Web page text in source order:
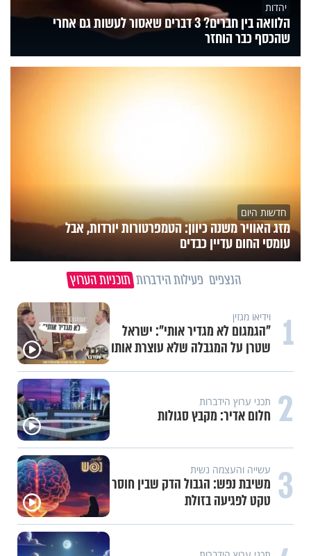
יהדות
הלוואה בין חברים? 3 דברים שאסור לעשות גם אחרי
שהכסף כבר הוחזר
חדשות היום
מזג האוויר משנה כיוון: הטמפרטורות יורדות, אבל
עומסי החום עדיין כבדים
הנצפים פעילות הידברות תוכניות הערוץ
1 וידיאו מגזין
"הגמגום לא מגדיר אותי": ישראל
שטרן על המגבלה שלא עוצרת אותו
2 תכני ערוץ הידברות
חלום אדיר: מקבץ סגולות
3 עשייה והעצמה נשית
משיבת נפש: הגבול הדק שבין חוסר
טקט לפגיעה בזולת